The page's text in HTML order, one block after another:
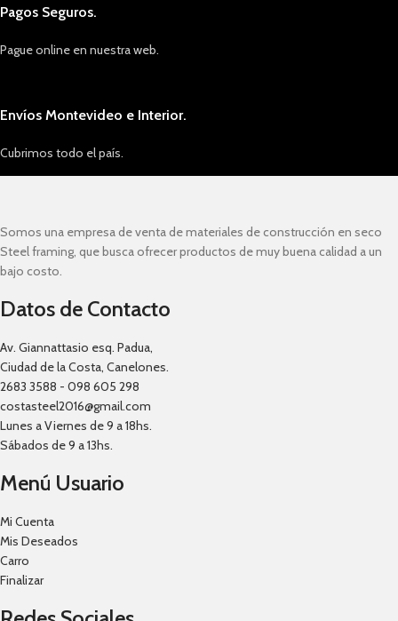
Pagos Seguros.
Pague online en nuestra web.
Envíos Montevideo e Interior.
Cubrimos todo el país.
Somos una empresa de venta de materiales de construcción en seco
Steel framing, que busca ofrecer productos de muy buena calidad a un
bajo costo.
Datos de Contacto
Av. Giannattasio esq. Padua,
Ciudad de la Costa, Canelones.
2683 3588 - 098 605 298
costasteel2016@gmail.com
Lunes a Viernes de 9 a 18hs.
Sábados de 9 a 13hs.
Menú Usuario
Mi Cuenta
Mis Deseados
Carro
Finalizar